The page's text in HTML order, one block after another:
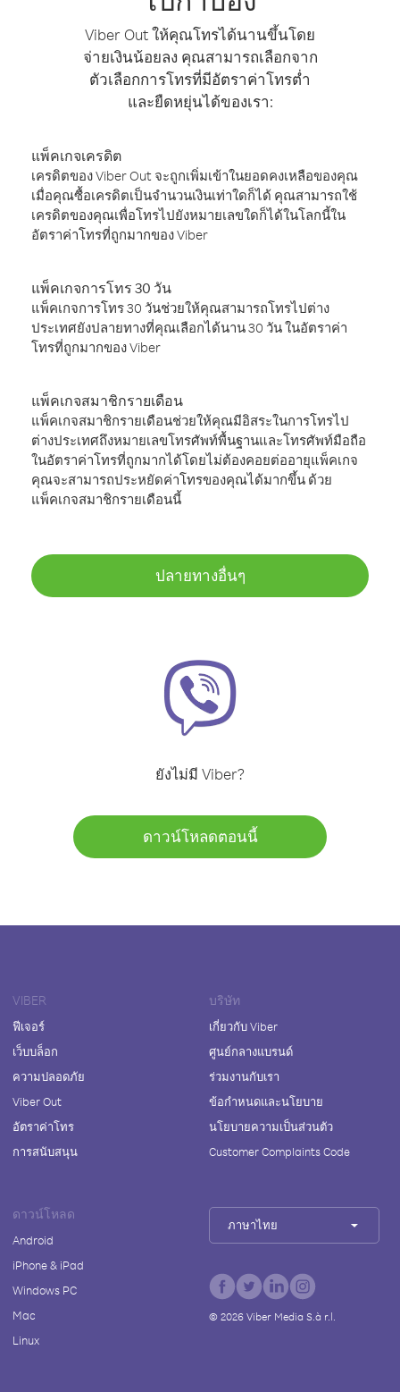
Viber Out ให้คุณโทรได้นานขึ้นโดย
จ่ายเงินน้อยลง คุณสามารถเลือกจาก
ตัวเลือกการโทรที่มีอัตราค่าโทรต่ำ
และยืดหยุ่นได้ของเรา:
แพ็คเกจเครดิต
เครดิตของ Viber Out จะถูกเพิ่มเข้าในยอดคงเหลือของคุณ
เมื่อคุณซื้อเครดิตเป็นจำนวนเงินเท่าใดก็ได้ คุณสามารถใช้
เครดิตของคุณเพื่อโทรไปยังหมายเลขใดก็ได้ในโลกนี้ใน
อัตราค่าโทรที่ถูกมากของ Viber
แพ็คเกจการโทร 30 วัน
แพ็คเกจการโทร 30 วันช่วยให้คุณสามารถโทรไปต่าง
ประเทศยังปลายทางที่คุณเลือกได้นาน 30 วัน ในอัตราค่า
โทรที่ถูกมากของ Viber
แพ็คเกจสมาชิกรายเดือน
แพ็คเกจสมาชิกรายเดือนช่วยให้คุณมีอิสระในการโทรไป
ต่างประเทศถึงหมายเลขโทรศัพท์พื้นฐานและโทรศัพท์มือถือ
ในอัตราค่าโทรที่ถูกมากได้โดยไม่ต้องคอยต่ออายุแพ็คเกจ
คุณจะสามารถประหยัดค่าโทรของคุณได้มากขึ้น ด้วย
แพ็คเกจสมาชิกรายเดือนนี้
ปลายทางอื่นๆ
ยังไม่มี Viber?
ดาวน์โหลดตอนนี้
VIBER
ฟีเจอร์
เว็บบล็อก
ความปลอดภัย
Viber Out
อัตราค่าโทร
การสนับสนุน
บริษัท
เกี่ยวกับ Viber
ศูนย์กลางแบรนด์
ร่วมงานกับเรา
ข้อกำหนดและนโยบาย
นโยบายความเป็นส่วนตัว
Customer Complaints Code
ดาวน์โหลด
Android
iPhone & iPad
Windows PC
Mac
Linux
ภาษาไทย
© 2026Viber Media S.à r.l.